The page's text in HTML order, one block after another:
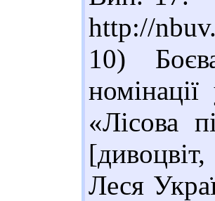
http://
10)
«Лісова
Леся